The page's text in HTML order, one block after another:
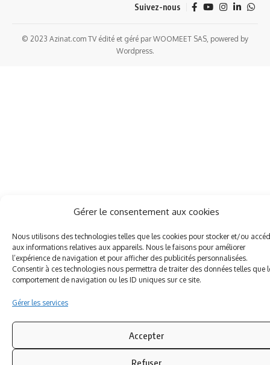
Gérer le consentement aux cookies
Nous utilisons des technologies telles que les cookies pour stocker et/ou
aux informations relatives aux appareils. Nous le faisons pour améliorer
l’expérience de navigation et pour afficher des publicités personnalisées.
Consentir à ces technologies nous permettra de traiter des données telles que
comportement de navigation ou les ID uniques sur ce site.
Gérer les services
Accepter
Refuser
Suivez-nous
© 2023 Azinat.com TV édité et géré par WOOMEET SAS, powered by
Wordpress.